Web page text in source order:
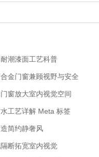
潮漆面工艺科普
金门窗兼顾视野与安全
窗放大室内视觉空间
工艺详解 Meta 标签
简约静奢风
断拓宽室内视觉